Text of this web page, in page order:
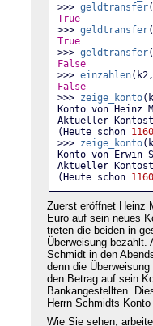
>>> geldtransfer
True
>>> geldtransfer
True
>>> geldtransfer
False
>>> einzahlen(k2,
False
>>> zeige_konto
Konto von Heinz
Aktueller
(Heute schon
>>> zeige_konto
Konto von Erwin
Aktueller
(Heute schon
Zuerst eröffnet Heinz
Euro auf sein neues
treten die beiden in
Überweisung bezahlt.
Schmidt in den
denn die
den Betrag auf sein
Bankangestellten.
Herrn Schmidts
Wie Sie sehen,